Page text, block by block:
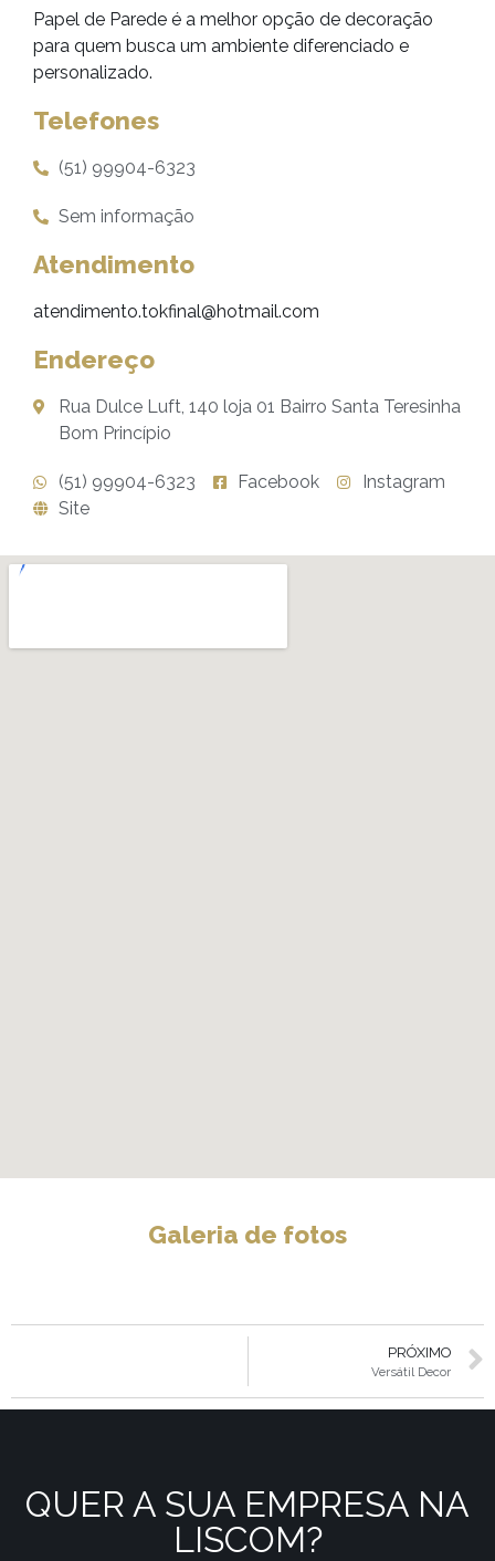
Papel de Parede é a melhor opção de decoração
para quem busca um ambiente diferenciado e
personalizado.
Telefones
(51) 99904-6323
Sem informação
Atendimento
atendimento.tokfinal@hotmail.com
Endereço
Rua Dulce Luft, 140 loja 01 Bairro Santa Teresinha
Bom Princípio
(51) 99904-6323 Facebook
Instagram
Site
Galeria de fotos
PRÓXIMO
Versátil Decor
QUER A SUA EMPRESA NA
LISCOM?